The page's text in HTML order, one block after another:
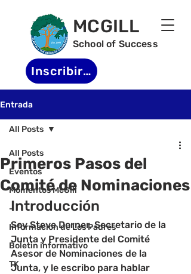
MCGILL
School of Success
Inscribirse
Entrada
All Posts
Eventos
Momentos McGill
-
Informacion de Los Padres
Boletin informativo
TK
All Posts
Primeros Pasos del
Comité de Nominaciones
Introducción
Soy Steve Dorner, Secretario de la
Junta y Presidente del Comité
Asesor de Nominaciones de la
Junta, y le escribo para hablar